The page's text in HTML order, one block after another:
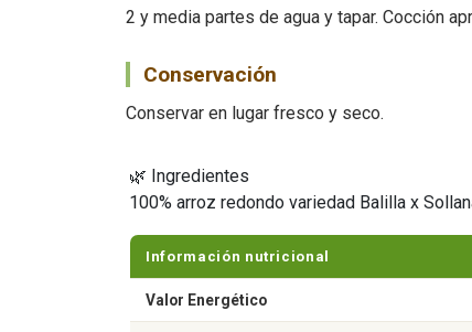
2 y media partes de agua y tapar. Cocción
Conservación
Conservar en lugar fresco y seco.
🌿 Ingredientes
100% arroz redondo variedad Balilla x
Información nutricional
Valor Energético